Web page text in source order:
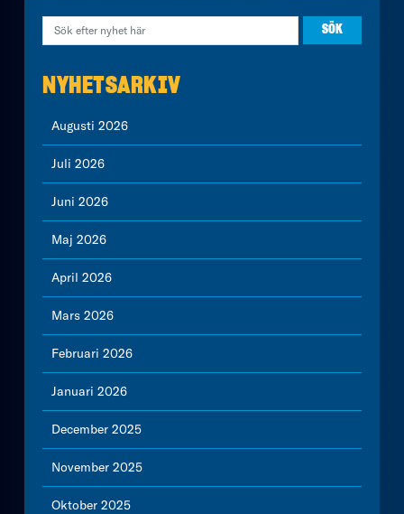
NYHETSARKIV
Augusti 2026
Juli 2026
Juni 2026
Maj 2026
April 2026
Mars 2026
Februari 2026
Januari 2026
December 2025
November 2025
Oktober 2025